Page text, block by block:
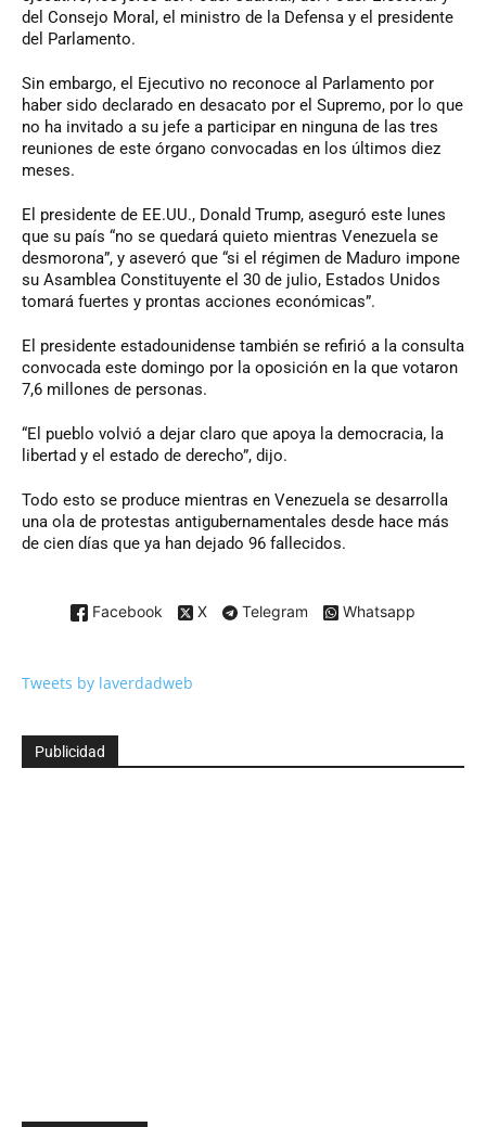
del Consejo Moral, el ministro de la Defensa y el presidente
del Parlamento.
Sin embargo, el Ejecutivo no reconoce al Parlamento por
haber sido declarado en desacato por el Supremo, por lo que
no ha invitado a su jefe a participar en ninguna de las tres
reuniones de este órgano convocadas en los últimos diez
meses.
El presidente de EE.UU., Donald Trump, aseguró este lunes
que su país “no se quedará quieto mientras Venezuela se
desmorona”, y aseveró que “si el régimen de Maduro impone
su Asamblea Constituyente el 30 de julio, Estados Unidos
tomará fuertes y prontas acciones económicas”.
El presidente estadounidense también se refirió a la consulta
convocada este domingo por la oposición en la que votaron
7,6 millones de personas.
“El pueblo volvió a dejar claro que apoya la democracia, la
libertad y el estado de derecho”, dijo.
Todo esto se produce mientras en Venezuela se desarrolla
una ola de protestas antigubernamentales desde hace más
de cien días que ya han dejado 96 fallecidos.
Facebook X Telegram Whatsapp
Tweets by laverdadweb
Publicidad